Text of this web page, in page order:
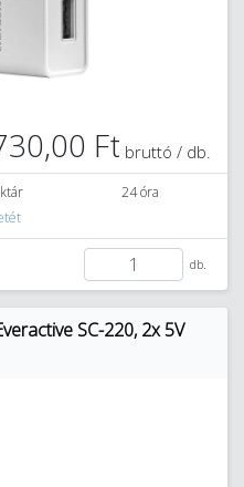
Ft bruttó / db.
24 óra
db.
SC-220, 2x 5V